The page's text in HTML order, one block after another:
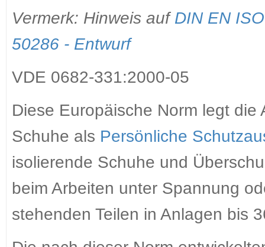
Vermerk: Hinweis auf DIN EN
50286 - Entwurf
VDE 0682-331:2000-05
Diese Europäische Norm legt
Schuhe als Persönliche
isolierende Schuhe und
beim Arbeiten unter Spannung
stehenden Teilen in Anlagen bis